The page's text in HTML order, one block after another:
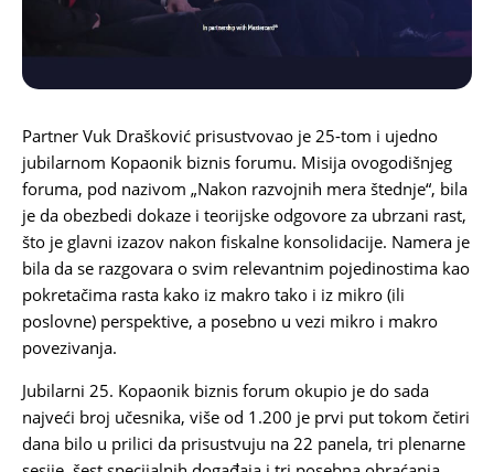
Karijera
Partner Vuk Drašković prisustvovao je 25-tom i ujedno
jubilarnom Kopaonik biznis forumu. Misija ovogodišnjeg
foruma, pod nazivom „Nakon razvojnih mera štednje“, bila
je da obezbedi dokaze i teorijske odgovore za ubrzani rast,
što je glavni izazov nakon fiskalne konsolidacije. Namera je
bila da se razgovara o svim relevantnim pojedinostima kao
pokretačima rasta kako iz makro tako i iz mikro (ili
poslovne) perspektive, a posebno u vezi mikro i makro
povezivanja.
Jubilarni 25. Kopaonik biznis forum okupio je do sada
najveći broj učesnika, više od 1.200 je prvi put tokom četiri
dana bilo u prilici da prisustvuju na 22 panela, tri plenarne